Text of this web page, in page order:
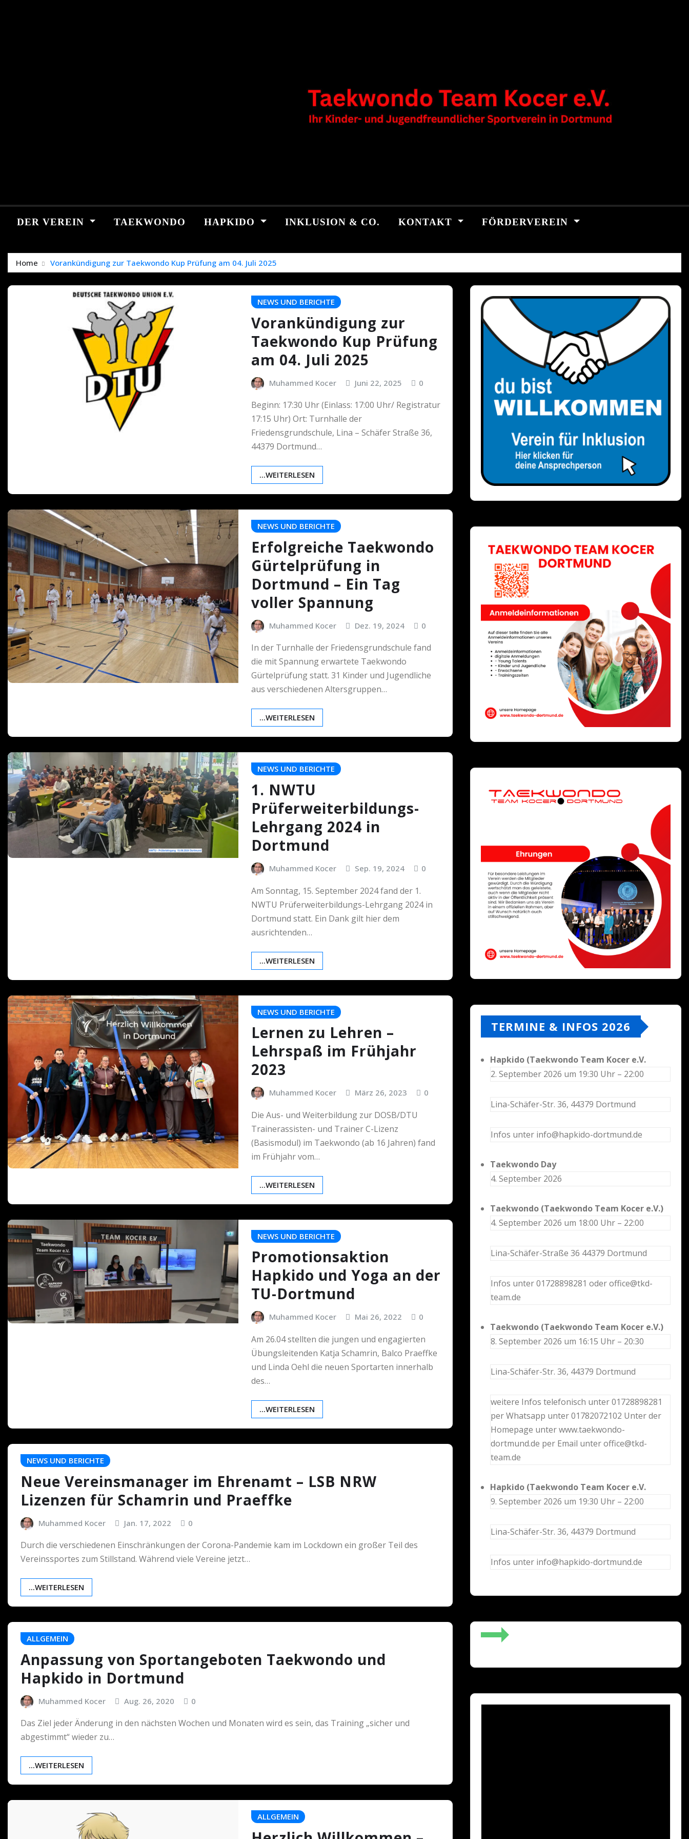
DER VEREIN TAEKWONDO HAPKIDO INKLUSION & CO. KONTAKT FÖRDERVEREIN
Home Vorankündigung zur Taekwondo Kup Prüfung am 04. Juli 2025
NEWS UND BERICHTE
Vorankündigung zur
Taekwondo Kup Prüfung
am 04. Juli 2025
Muhammed Kocer Juni 22, 2025 0
Beginn: 17:30 Uhr (Einlass: 17:00 Uhr/ Registratur
17:15 Uhr) Ort: Turnhalle der
Friedensgrundschule, Lina – Schäfer Straße 36,
44379 Dortmund…
...WEITERLESEN
NEWS UND BERICHTE
Erfolgreiche Taekwondo
Gürtelprüfung in
Dortmund – Ein Tag
voller Spannung
Muhammed Kocer Dez. 19, 2024 0
In der Turnhalle der Friedensgrundschule fand
die mit Spannung erwartete Taekwondo
Gürtelprüfung statt. 31 Kinder und Jugendliche
aus verschiedenen Altersgruppen…
...WEITERLESEN
NEWS UND BERICHTE
1. NWTU
Prüferweiterbildungs-
Lehrgang 2024 in
Dortmund
Muhammed Kocer Sep. 19, 2024 0
Am Sonntag, 15. September 2024 fand der 1.
NWTU Prüferweiterbildungs-Lehrgang 2024 in
Dortmund statt. Ein Dank gilt hier dem
ausrichtenden…
...WEITERLESEN
NEWS UND BERICHTE
Lernen zu Lehren –
Lehrspaß im Frühjahr
2023
Muhammed Kocer März 26, 2023 0
Die Aus- und Weiterbildung zur DOSB/DTU
Trainerassisten- und Trainer C-Lizenz
(Basismodul) im Taekwondo (ab 16 Jahren) fand
im Frühjahr vom…
...WEITERLESEN
NEWS UND BERICHTE
Promotionsaktion
Hapkido und Yoga an der
TU-Dortmund
Muhammed Kocer Mai 26, 2022 0
Am 26.04 stellten die jungen und engagierten
Übungsleitenden Katja Schamrin, Balco Praeffke
und Linda Oehl die neuen Sportarten innerhalb
des…
...WEITERLESEN
NEWS UND BERICHTE
Neue Vereinsmanager im Ehrenamt – LSB NRW
Lizenzen für Schamrin und Praeffke
Muhammed Kocer Jan. 17, 2022 0
Durch die verschiedenen Einschränkungen der Corona-Pandemie kam im Lockdown ein großer Teil des
Vereinssportes zum Stillstand. Während viele Vereine jetzt…
...WEITERLESEN
ALLGEMEIN
Anpassung von Sportangeboten Taekwondo und
Hapkido in Dortmund
Muhammed Kocer Aug. 26, 2020 0
Das Ziel jeder Änderung in den nächsten Wochen und Monaten wird es sein, das Training „sicher und
abgestimmt“ wieder zu…
...WEITERLESEN
ALLGEMEIN
TERMINE & INFOS 2026
Hapkido (Taekwondo Team Kocer e.V.
2. September 2026 um 19:30 Uhr – 22:00
Lina-Schäfer-Str. 36, 44379 Dortmund
Infos unter info@hapkido-dortmund.de
Taekwondo Day
4. September 2026
Taekwondo (Taekwondo Team Kocer e.V.)
4. September 2026 um 18:00 Uhr – 22:00
Lina-Schäfer-Straße 36 44379 Dortmund
Infos unter 01728898281 oder office@tkd-
team.de
Taekwondo (Taekwondo Team Kocer e.V.)
8. September 2026 um 16:15 Uhr – 20:30
Lina-Schäfer-Str. 36, 44379 Dortmund
weitere Infos telefonisch unter 01728898281
per Whatsapp unter 01782072102 Unter der
Homepage unter www.taekwondo-
dortmund.de per Email unter office@tkd-
team.de
Hapkido (Taekwondo Team Kocer e.V.
9. September 2026 um 19:30 Uhr – 22:00
Lina-Schäfer-Str. 36, 44379 Dortmund
Infos unter info@hapkido-dortmund.de